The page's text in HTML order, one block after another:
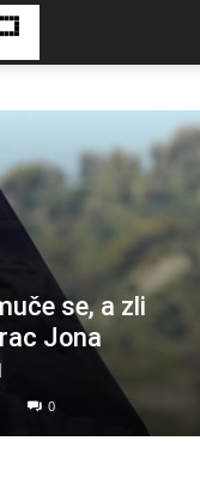
se, a zli
Jona
0